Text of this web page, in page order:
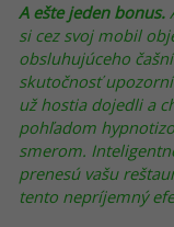
A ešte jeden bonus.
si cez svoj mobil
obsluhujúceho
skutočnosť
už hostia dojedli a
pohľadom
smerom.
prenesú vašu
tento nepríjemný